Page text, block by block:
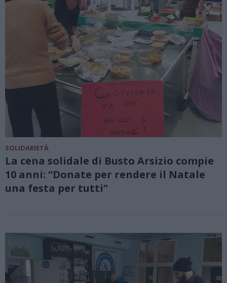
SOLIDARIETÀ
La cena solidale di Busto Arsizio compie
10 anni: “Donate per rendere il Natale
una festa per tutti”